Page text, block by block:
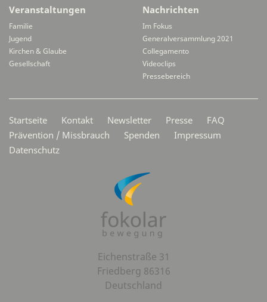
Veranstaltungen
Familie
Jugend
Kirchen & Glaube
Gesellschaft
Nachrichten
Im Fokus
Generalversammlung 2021
Collegamento
Videoclips
Pressebereich
Startseite Kontakt Newsletter Presse
FAQ
Prävention / Missbrauch
Spenden
Impressum
Datenschutz
Eichenstraße 31
Friedberg 86316
Deutschland